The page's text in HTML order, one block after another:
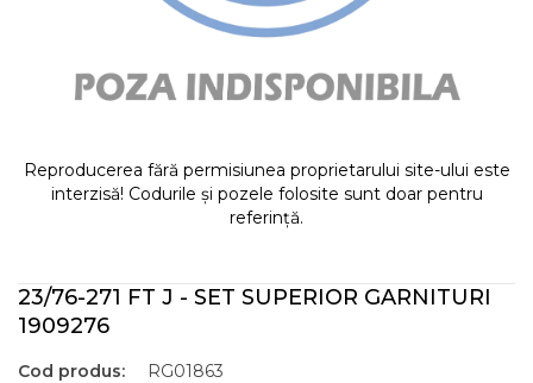
Reproducerea fără permisiunea proprietarului site-ului este
interzisă! Codurile și pozele folosite sunt doar pentru
referință.
23/76-271 FT J - SET SUPERIOR GARNITURI
1909276
Cod produs:
RG01863